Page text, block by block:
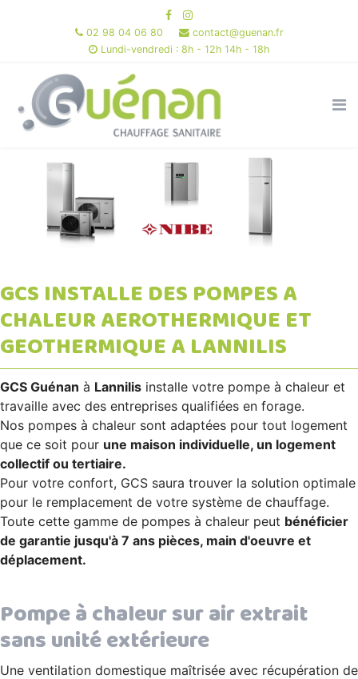
02 98 04 06 80
contact@guenan.fr
Lundi-vendredi : 8h - 12h 14h - 18h
GCS INSTALLE DES POMPES A
CHALEUR AEROTHERMIQUE ET
GEOTHERMIQUE A LANNILIS
GCS Guénan à Lannilis installe votre pompe à chaleur et
travaille avec des entreprises qualifiées en forage.
Nos pompes à chaleur sont adaptées pour tout logement
que ce soit pour une maison individuelle, un logement
collectif ou tertiaire.
Pour votre confort, GCS saura trouver la solution optimale
pour le remplacement de votre système de chauffage.
Toute cette gamme de pompes à chaleur peut bénéficier
de garantie jusqu'à 7 ans pièces, main d'oeuvre et
déplacement.
Pompe à chaleur sur air extrait
sans unité extérieure
Une ventilation domestique maîtrisée avec récupération de